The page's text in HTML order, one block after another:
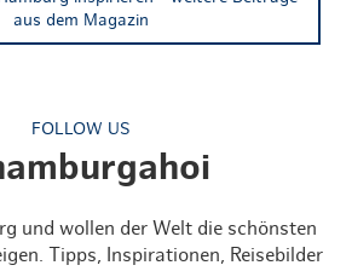
aus dem Magazin
FOLLOW US
und wollen der Welt die schönsten
Tipps, Inspirationen, Reisebilder